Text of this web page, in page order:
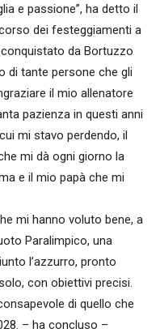
e passione”, ha detto il
dei festeggiamenti a
da Bortuzzo
di tante persone che gli
il mio allenatore
pazienza in questi anni
mi stavo perdendo, il
mi dà ogni giorno la
e il mio papà che mi
mi hanno voluto bene, a
Paralimpico, una
l’azzurro, pronto
con obiettivi precisi.
di quello che
– ha concluso –